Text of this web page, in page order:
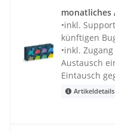
monatliches
•inkl.
künftigen
•inkl.
Austausch
Eintausch
Artikeldetails